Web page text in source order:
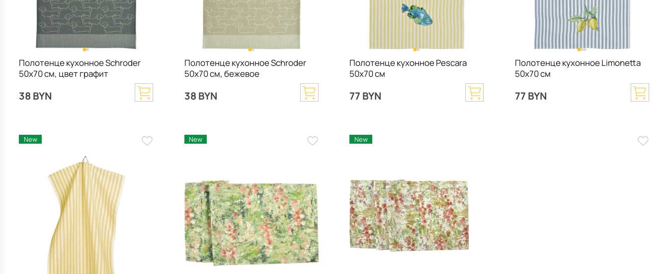
Полотенце кухонное Schroder
50х70 см, цвет графит
38 BYN
Полотенце кухонное Schroder
50x70 см, бежевое
38 BYN
Полотенце кухонное Pescara
50х70 см
77 BYN
Полотенце кухонное Limonetta
50х70 см
77 BYN
New New New